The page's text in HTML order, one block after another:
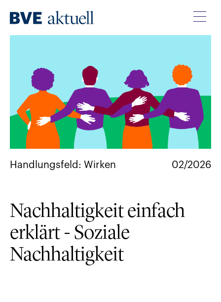
Handlungsfeld: Wirken 02/2026
Nachhaltigkeit einfach
erklärt - Soziale
Nachhaltigkeit